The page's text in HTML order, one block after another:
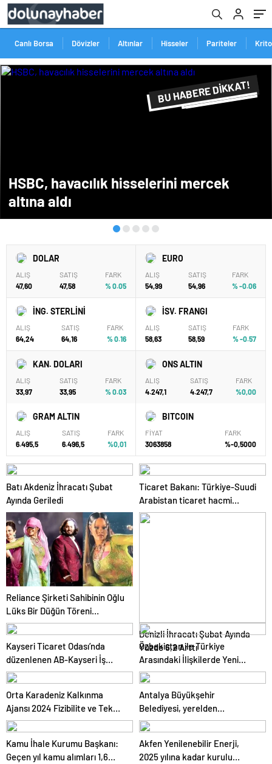
Canlı Borsa Dövizler Altınlar Hisseler Pariteler
HSBC, havacılık hisselerini mercek
altına aldı
SON DAKİKA
FLAŞ FLAŞ...
BU HABERE DİKKAT!
DOLAR
ALIŞ
47,60
SATIŞ
47,58
FARK
% 0.05
EURO
ALIŞ
54,99
SATIŞ
54,96
FARK
% -0.06
İNG. STERLİNİ
ALIŞ
64,24
SATIŞ
64,16
FARK
% 0.16
İSV. FRANGI
ALIŞ
58,63
SATIŞ
58,59
FARK
% -0.57
KAN. DOLARI
ALIŞ
33,97
SATIŞ
33,95
FARK
% 0.03
ONS ALTIN
ALIŞ
4.247,1
SATIŞ
4.247,7
FARK
%0,00
GRAM ALTIN
ALIŞ
6.495,5
SATIŞ
6.496,5
FARK
%0,01
BITCOIN
FİYAT
3063858
FARK
%-0,5000
Batı Akdeniz İhracatı Şubat
Ayında Geriledi
Ticaret Bakanı: Türkiye-Suudi
Arabistan ticaret hacmi
artacak
Reliance Şirketi Sahibinin Oğlu
Lüks Bir Düğün Töreni
Düzenledi
Denizli İhracatı Şubat Ayında
Yüzde 6,2 Arttı
Kayseri Ticaret Odası’nda
düzenlenen AB-Kayseri İş
Forumu’nda yeşil dönüşüm ve
dijitalleşme vurgusu yapıldı
Özbekistan ile Türkiye
Arasındaki İlişkilerde Yeni
Dönem
Orta Karadeniz Kalkınma
Ajansı 2024 Fizibilite ve Teknik
Destek Programlarını İlan Etti
Antalya Büyükşehir
Belediyesi, yerelden
kalkınmada model oluyor
Kamu İhale Kurumu Başkanı:
Geçen yıl kamu alımları 1,6
Akfen Yenilenebilir Enerji,
2025 yılına kadar kurulu